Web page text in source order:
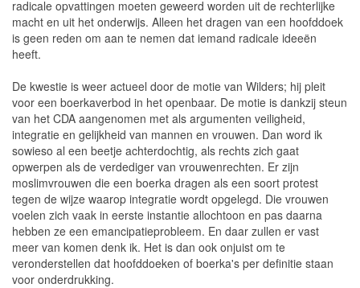
radicale opvattingen moeten geweerd worden uit de rechterlijke
macht en uit het onderwijs. Alleen het dragen van een hoofddoek
is geen reden om aan te nemen dat iemand radicale ideeën
heeft.
De kwestie is weer actueel door de motie van Wilders; hij pleit
voor een boerkaverbod in het openbaar. De motie is dankzij steun
van het CDA aangenomen met als argumenten veiligheid,
integratie en gelijkheid van mannen en vrouwen. Dan word ik
sowieso al een beetje achterdochtig, als rechts zich gaat
opwerpen als de verdediger van vrouwenrechten. Er zijn
moslimvrouwen die een boerka dragen als een soort protest
tegen de wijze waarop integratie wordt opgelegd. Die vrouwen
voelen zich vaak in eerste instantie allochtoon en pas daarna
hebben ze een emancipatieprobleem. En daar zullen er vast
meer van komen denk ik. Het is dan ook onjuist om te
veronderstellen dat hoofddoeken of boerka's per definitie staan
voor onderdrukking.